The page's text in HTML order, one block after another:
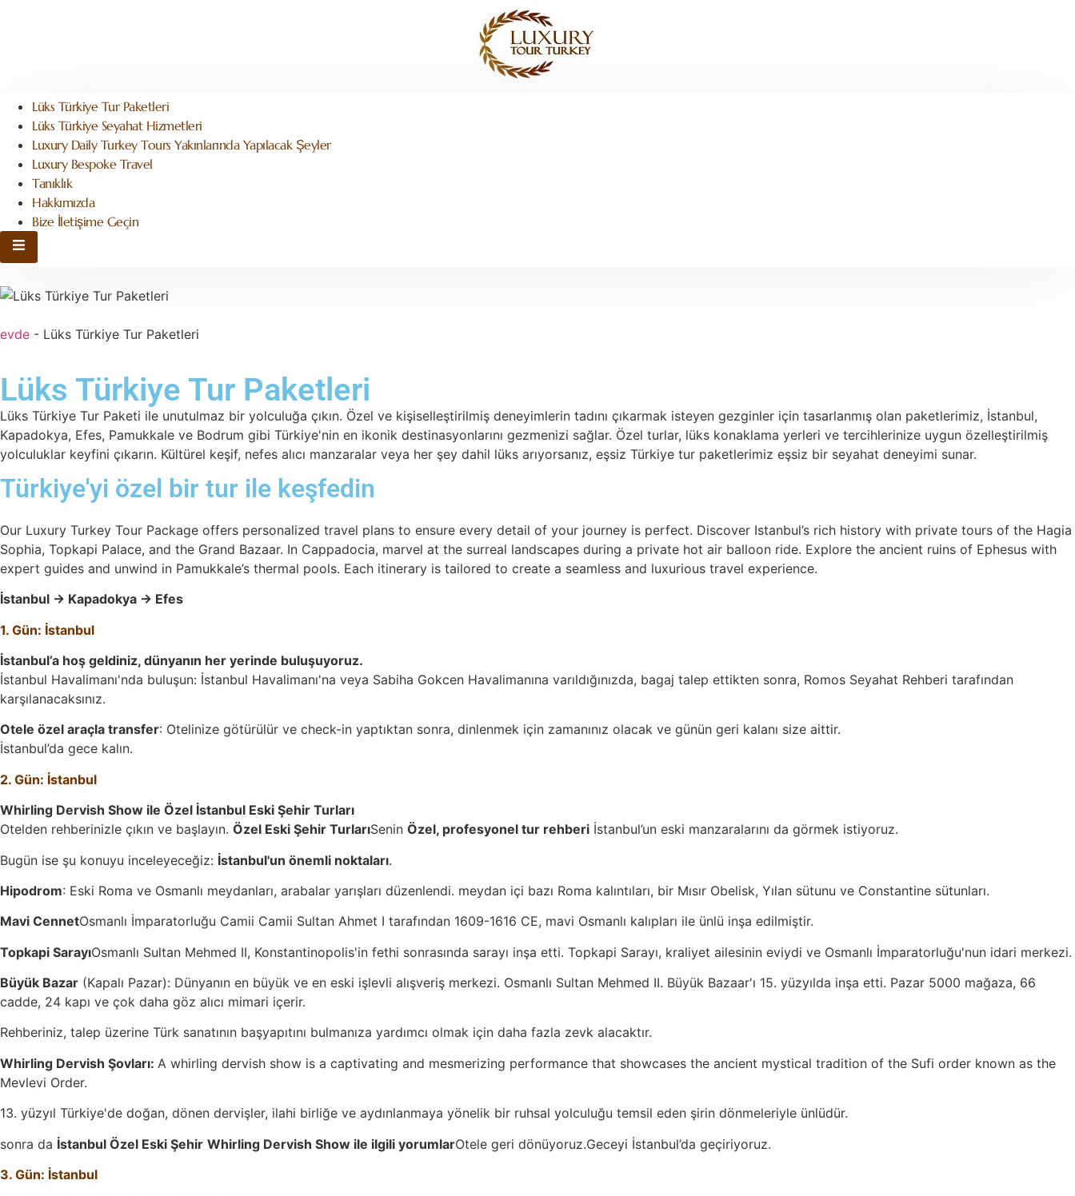
Lüks Türkiye Tur Paketleri
Lüks Türkiye Seyahat Hizmetleri
Luxury Daily Turkey Tours Yakınlarında Yapılacak Şeyler
Luxury Bespoke Travel
Tanıklık
Hakkımızda
Bize İletişime Geçin
Hamburger Toggle menüsü
evde - Lüks Türkiye Tur Paketleri
Lüks Türkiye Tur Paketleri
Lüks Türkiye Tur Paketi ile unutulmaz bir yolculuğa çıkın. Özel ve kişiselleştirilmiş deneyimlerin tadını çıkarmak isteyen gezginler için tasarlanmış olan paketlerimiz, İstanbul,
Kapadokya, Efes, Pamukkale ve Bodrum gibi Türkiye'nin en ikonik destinasyonlarını gezmenizi sağlar. Özel turlar, lüks konaklama yerleri ve tercihlerinize uygun özelleştirilmiş
yolculuklar keyfini çıkarın. Kültürel keşif, nefes alıcı manzaralar veya her şey dahil lüks arıyorsanız, eşsiz Türkiye tur paketlerimiz eşsiz bir seyahat deneyimi sunar.
Türkiye'yi özel bir tur ile keşfedin
Our Luxury Turkey Tour Package offers personalized travel plans to ensure every detail of your journey is perfect. Discover Istanbul’s rich history with private tours of the Hagia
Sophia, Topkapi Palace, and the Grand Bazaar. In Cappadocia, marvel at the surreal landscapes during a private hot air balloon ride. Explore the ancient ruins of Ephesus with
expert guides and unwind in Pamukkale’s thermal pools. Each itinerary is tailored to create a seamless and luxurious travel experience.
İstanbul → Kapadokya → Efes
1. Gün: İstanbul
İstanbul’a hoş geldiniz, dünyanın her yerinde buluşuyoruz.
İstanbul Havalimanı'nda buluşun: İstanbul Havalimanı'na veya Sabiha Gokcen Havalimanına varıldığınızda, bagaj talep ettikten sonra, Romos Seyahat Rehberi tarafından
karşılanacaksınız.
Otele özel araçla transfer: Otelinize götürülür ve check-in yaptıktan sonra, dinlenmek için zamanınız olacak ve günün geri kalanı size aittir.
İstanbul’da gece kalın.
2. Gün: İstanbul
Whirling Dervish Show ile Özel İstanbul Eski Şehir Turları
Otelden rehberinizle çıkın ve başlayın. Özel Eski Şehir TurlarıSenin Özel, profesyonel tur rehberi İstanbul’un eski manzaralarını da görmek istiyoruz.
Bugün ise şu konuyu inceleyeceğiz: İstanbul'un önemli noktaları.
Hipodrom: Eski Roma ve Osmanlı meydanları, arabalar yarışları düzenlendi. meydan içi bazı Roma kalıntıları, bir Mısır Obelisk, Yılan sütunu ve Constantine sütunları.
Mavi CennetOsmanlı İmparatorluğu Camii Camii Sultan Ahmet I tarafından 1609-1616 CE, mavi Osmanlı kalıpları ile ünlü inşa edilmiştir.
Topkapi SarayıOsmanlı Sultan Mehmed II, Konstantinopolis'in fethi sonrasında sarayı inşa etti. Topkapi Sarayı, kraliyet ailesinin eviydi ve Osmanlı İmparatorluğu'nun idari merkezi.
Büyük Bazar (Kapalı Pazar): Dünyanın en büyük ve en eski işlevli alışveriş merkezi. Osmanlı Sultan Mehmed II. Büyük Bazaar'ı 15. yüzyılda inşa etti. Pazar 5000 mağaza, 66
cadde, 24 kapı ve çok daha göz alıcı mimari içerir.
Rehberiniz, talep üzerine Türk sanatının başyapıtını bulmanıza yardımcı olmak için daha fazla zevk alacaktır.
Whirling Dervish Şovları: A whirling dervish show is a captivating and mesmerizing performance that showcases the ancient mystical tradition of the Sufi order known as the
Mevlevi Order.
13. yüzyıl Türkiye'de doğan, dönen dervişler, ilahi birliğe ve aydınlanmaya yönelik bir ruhsal yolculuğu temsil eden şirin dönmeleriyle ünlüdür.
sonra da İstanbul Özel Eski Şehir Whirling Dervish Show ile ilgili yorumlarOtele geri dönüyoruz.Geceyi İstanbul’da geçiriyoruz.
3. Gün: İstanbul